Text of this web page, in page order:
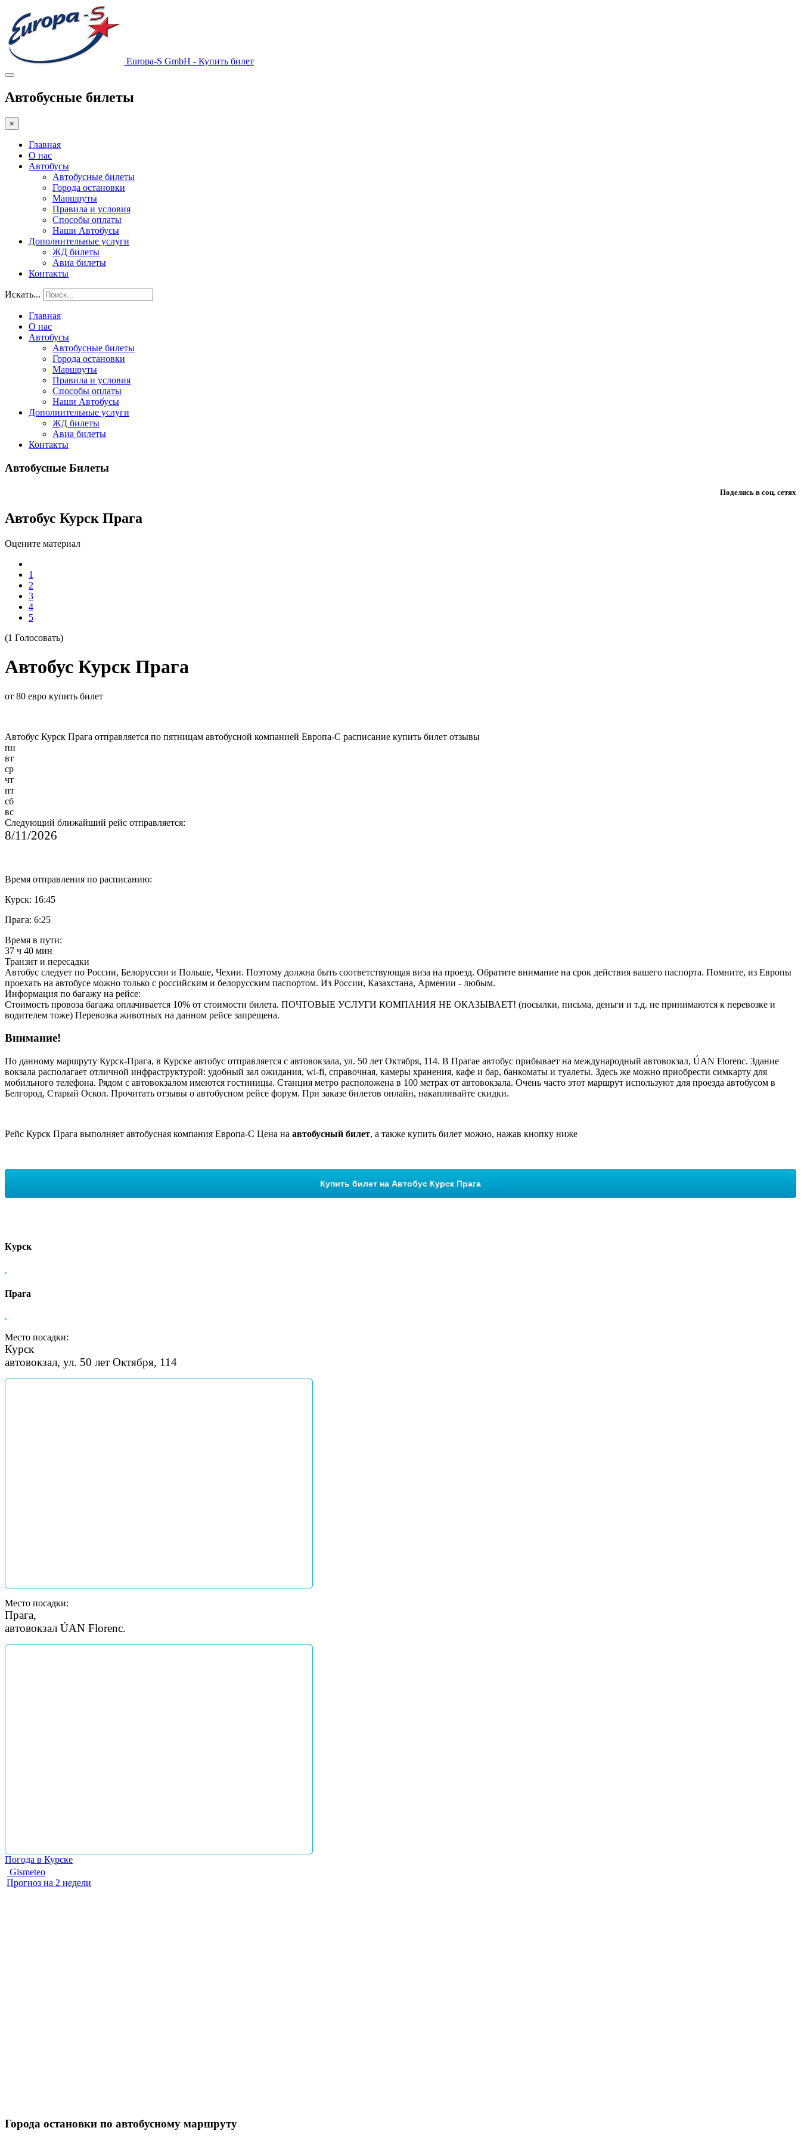
Europa-S GmbH - Купить билет
Автобусные билеты
×
Главная
О нас
Автобусы
Автобусные билеты
Города остановки
Маршруты
Правила и условия
Способы оплаты
Наши Автобусы
Дополнительные услуги
ЖД билеты
Авиа билеты
Контакты
Искать...
Главная
О нас
Автобусы
Автобусные билеты
Города остановки
Маршруты
Правила и условия
Способы оплаты
Наши Автобусы
Дополнительные услуги
ЖД билеты
Авиа билеты
Контакты
Автобусные Билеты
Поделись в соц. сетях
Автобус Курск Прага
Оцените материал
1
2
3
4
5
(1 Голосовать)
Автобус Курск Прага
от 80 евро купить билет
Автобус Курск Прага отправляется по пятницам автобусной компанией Европа-С расписание купить билет отзывы
пн
вт
ср
чт
пт
сб
вс
Следующий ближайший рейс отправляется:
8/11/2026
Время отправления по расписанию:
Курск: 16:45
Прага: 6:25
Время в пути:
37 ч 40 мин
Транзит и пересадки
Автобус следует по России, Белоруссии и Польше, Чехии. Поэтому должна быть соответствующая виза на проезд. Обратите внимание на срок действия вашего паспорта. Помните, из Европы
проехать на автобусе можно только с российским и белорусским паспортом. Из России, Казахстана, Армении - любым.
Информация по багажу на рейсе:
Стоимость провоза багажа оплачивается 10% от стоимости билета. ПОЧТОВЫЕ УСЛУГИ КОМПАНИЯ НЕ ОКАЗЫВАЕТ! (посылки, письма, деньги и т.д. не принимаются к перевозке и
водителем тоже) Перевозка животных на данном рейсе запрещена.
Внимание!
По данному маршруту Курск-Прага, в Курске автобус отправляется с автовокзала, ул. 50 лет Октября, 114. В Прагае автобус прибывает на международный автовокзал, ÚAN Florenc. Здание
вокзала располагает отличной инфраструктурой: удобный зал ожидания, wi-fi, справочная, камеры хранения, кафе и бар, банкоматы и туалеты. Здесь же можно приобрести симкарту для
мобильного телефона. Рядом с автовокзалом имеются гостиницы. Станция метро расположена в 100 метрах от автовокзала. Очень часто этот маршрут используют для проезда автобусом в
Белгород, Старый Оскол. Прочитать отзывы о автобусном рейсе форум. При заказе билетов онлайн, накапливайте скидки.
Рейс Курск Прага выполняет автобусная компания Европа-С Цена на автобусный билет, а также купить билет можно, нажав кнопку ниже
Курск
Прага
Место посадки:
Курск
автовокзал, ул. 50 лет Октября, 114
Место посадки:
Прага,
автовокзал ÚAN Florenc.
Погода в Курске
Gismeteo
Прогноз на 2 недели
Города остановки по автобусному маршруту